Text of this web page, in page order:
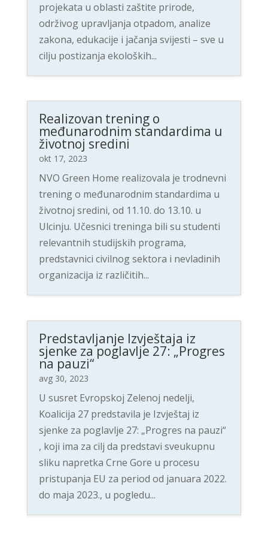
projekata u oblasti zaštite prirode,
održivog upravljanja otpadom, analize
zakona, edukacije i jačanja svijesti – sve u
cilju postizanja ekoloških...
Realizovan trening o
međunarodnim standardima u
životnoj sredini
okt 17, 2023
NVO Green Home realizovala je trodnevni
trening o međunarodnim standardima u
životnoj sredini, od 11.10. do 13.10. u
Ulcinju. Učesnici treninga bili su studenti
relevantnih studijskih programa,
predstavnici civilnog sektora i nevladinih
organizacija iz različitih...
Predstavljanje Izvještaja iz
sjenke za poglavlje 27: „Progres
na pauzi“
avg 30, 2023
U susret Evropskoj Zelenoj nedelji,
Koalicija 27 predstavila je Izvještaj iz
sjenke za poglavlje 27: „Progres na pauzi“
, koji ima za cilj da predstavi sveukupnu
sliku napretka Crne Gore u procesu
pristupanja EU za period od januara 2022.
do maja 2023., u pogledu...